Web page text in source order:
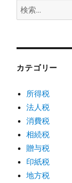
検
索:
カテゴリー
所得税
法人税
消費税
相続税
贈与税
印紙税
地方税